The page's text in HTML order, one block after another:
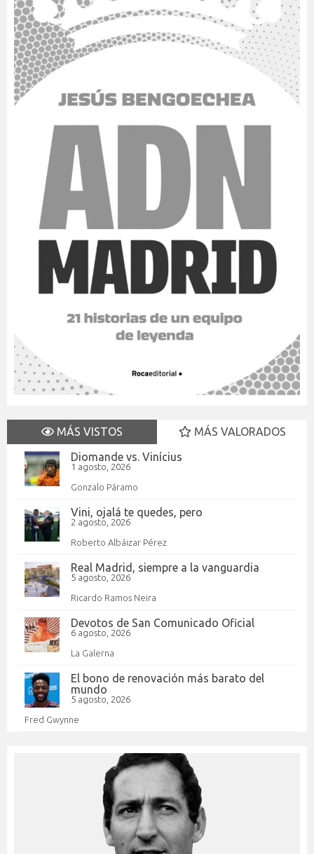
MÁS VISTOS
MÁS VALORADOS
Diomande vs. Vinícius
1 agosto, 2026
Gonzalo Páramo
Vini, ojalá te quedes, pero
2 agosto, 2026
Roberto Albáizar Pérez
Real Madrid, siempre a la vanguardia
5 agosto, 2026
Ricardo Ramos Neira
Devotos de San Comunicado Oficial
6 agosto, 2026
La Galerna
El bono de renovación más barato del
mundo
5 agosto, 2026
Fred Gwynne